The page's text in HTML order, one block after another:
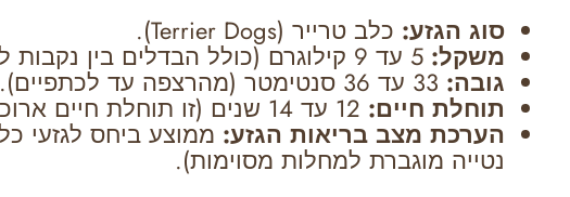
סוג הגזע: כלב טרייר (Terrier Dogs).
משקל:
גובה:
תוחלת חיים:
הערכת מצב בריאות הגזע: ממוצע ביחס לגזעי
נטייה מוגברת למחלות מסוימות).